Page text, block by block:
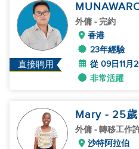
直接聘用
外傭 - 完約
香港
23年經驗
從 09日11月
非常活躍
Mary - 25歲
外傭 - 轉移工作
沙特阿拉伯